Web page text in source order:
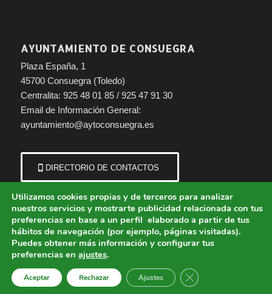
AYUNTAMIENTO DE CONSUEGRA
Plaza España, 1
45700 Consuegra (Toledo)
Centralita: 925 48 01 85 / 925 47 91 30
Email de Información General:
ayuntamiento@aytoconsuegra.es
DIRECTORIO DE CONTACTOS
© Copyright - Ayuntamiento de Consuegra (Toledo) | Portal municipal.
Aviso Legal Política de Cookies
Política de Privacidad
Protección de Datos
Política de Accesibilidad
Utilizamos cookies propias y de terceros para analizar
nuestros servicios y mostrarte publicidad relacionada con tus
preferencias en base a un perfil elaborado a partir de tus
hábitos de navegación (por ejemplo, páginas visitadas).
Puedes obtener más información y configurar tus
preferencias en ajustes.
Aceptar Rechazar Ajustes Cerrar el banner de